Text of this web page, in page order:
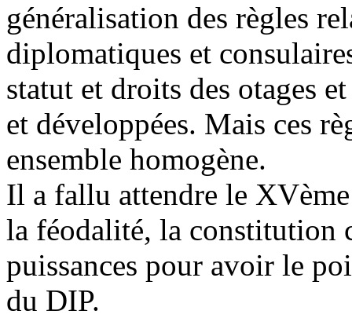
généralisation des règles
diplomatiques et
statut et droits des otages
et développées. Mais ces
ensemble homogène.
Il a fallu attendre le
la féodalité, la constitution
puissances pour avoir le
du DIP.